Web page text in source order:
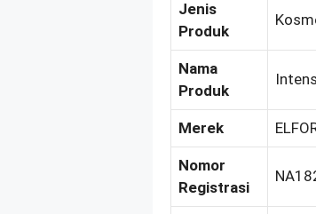
Jenis
Produk
Nama
Produk
Merek
Nomor
Registrasi